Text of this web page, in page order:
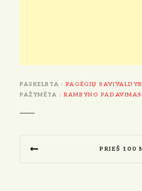
PASKELBTA PAGĖGIŲ
PAŽYMĖTA
RAMBYNO PADAVIMAS
N
PRIEŠ 100